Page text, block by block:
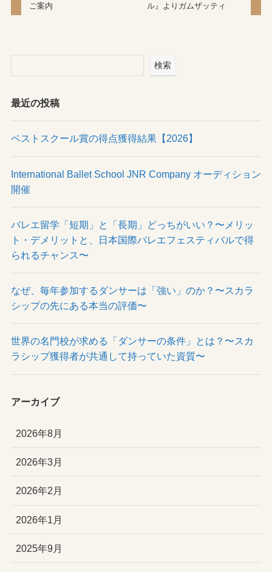
ご案内
ル』よりガムザッティ
検索
最近の投稿
ベストスクール賞の得点獲得結果【2026】
International Ballet School JNR Company オーディション
開催
バレエ留学「短期」と「長期」どっちがいい？〜メリッ
ト・デメリットと、日本国際バレエフェスティバルで得
られるチャンス〜
なぜ、毎年参加するダンサーは「強い」のか？〜スカラ
シップの先にある本当の評価〜
世界の名門校が求める「ダンサーの条件」とは？〜スカ
ラシップ獲得者が共通して持っていた資質〜
アーカイブ
2026年8月
2026年3月
2026年2月
2026年1月
2025年9月